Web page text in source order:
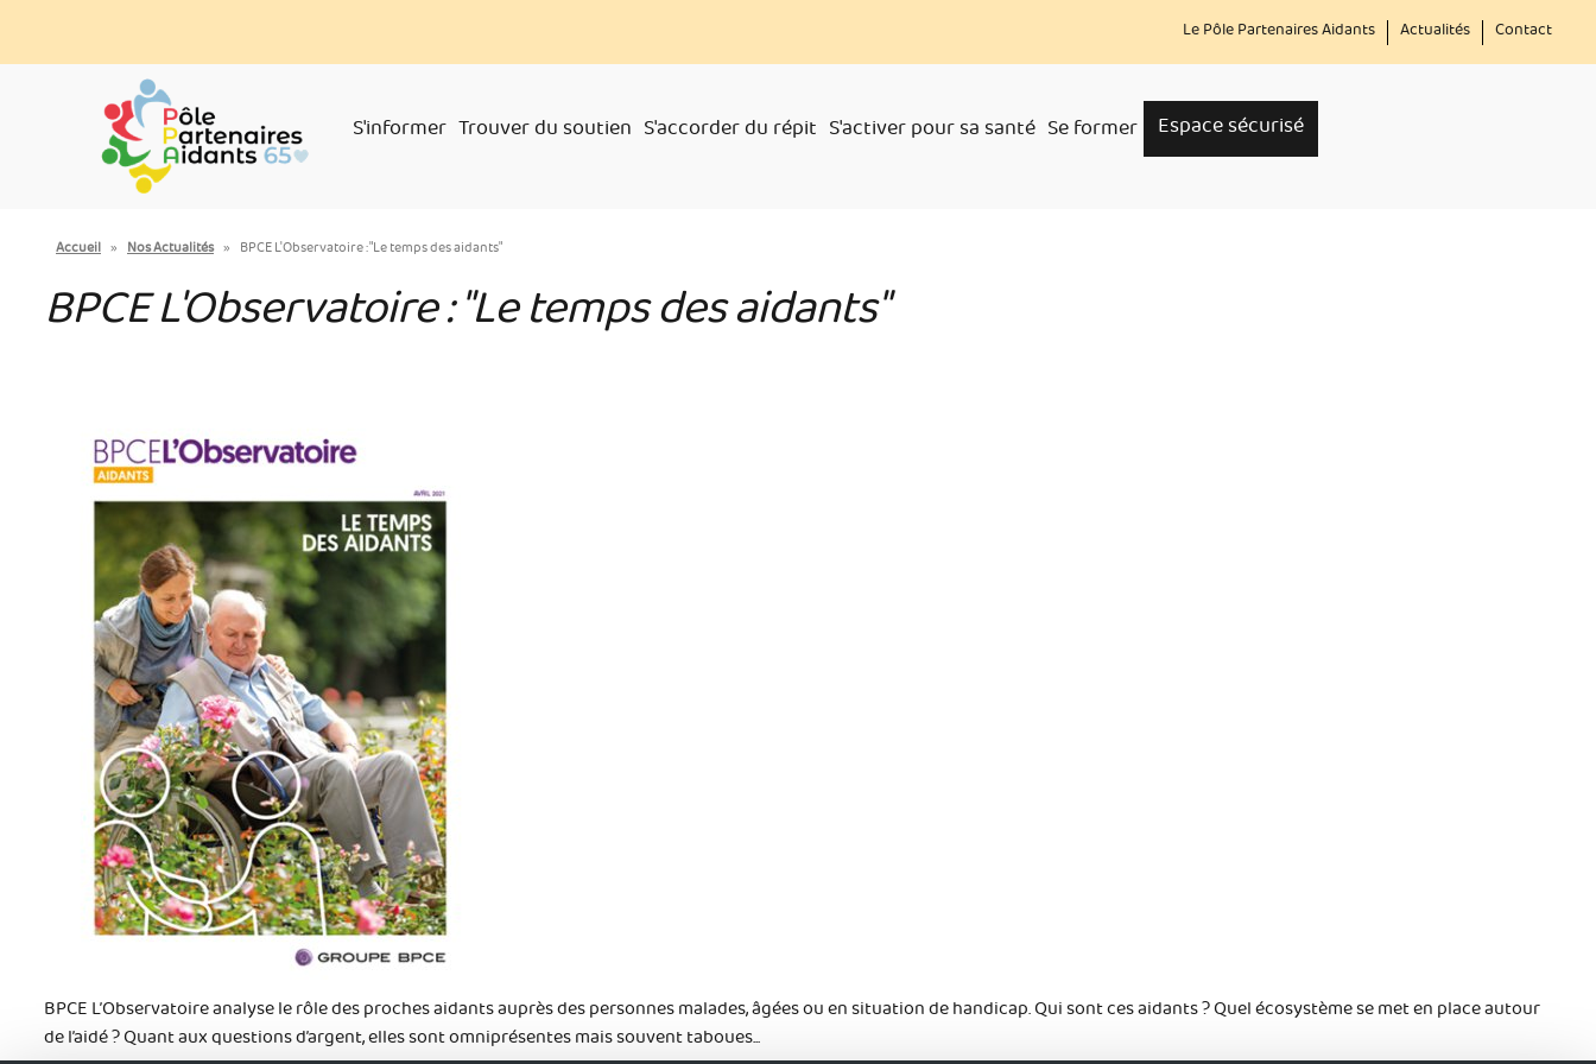
contenu
Menu
secondaire
Le Pôle Partenaires Aidants Actualités Contact
S'informer Trouver du soutien S'accorder du répit S'activer pour sa santé Se former Espace sécurisé
You
here
Accueil » Nos Actualités » BPCE L'Observatoire : "Le temps des aidants"
BPCE L'Observatoire : "Le temps des aidants"
BPCE L’Observatoire analyse le rôle des proches aidants auprès des personnes malades, âgées ou en situation de handicap. Qui sont ces aidants ? Quel écosystème se met en place autour
de l’aidé ? Quant aux questions d’argent, elles sont omniprésentes mais souvent taboues...